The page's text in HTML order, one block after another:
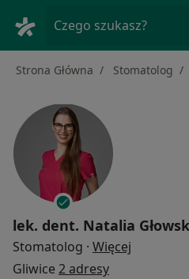
Czego szukasz?
Strona Główna Stomatolog
lek. dent. Natalia
Stomatolog · Więcej
Gliwice 2 adresy